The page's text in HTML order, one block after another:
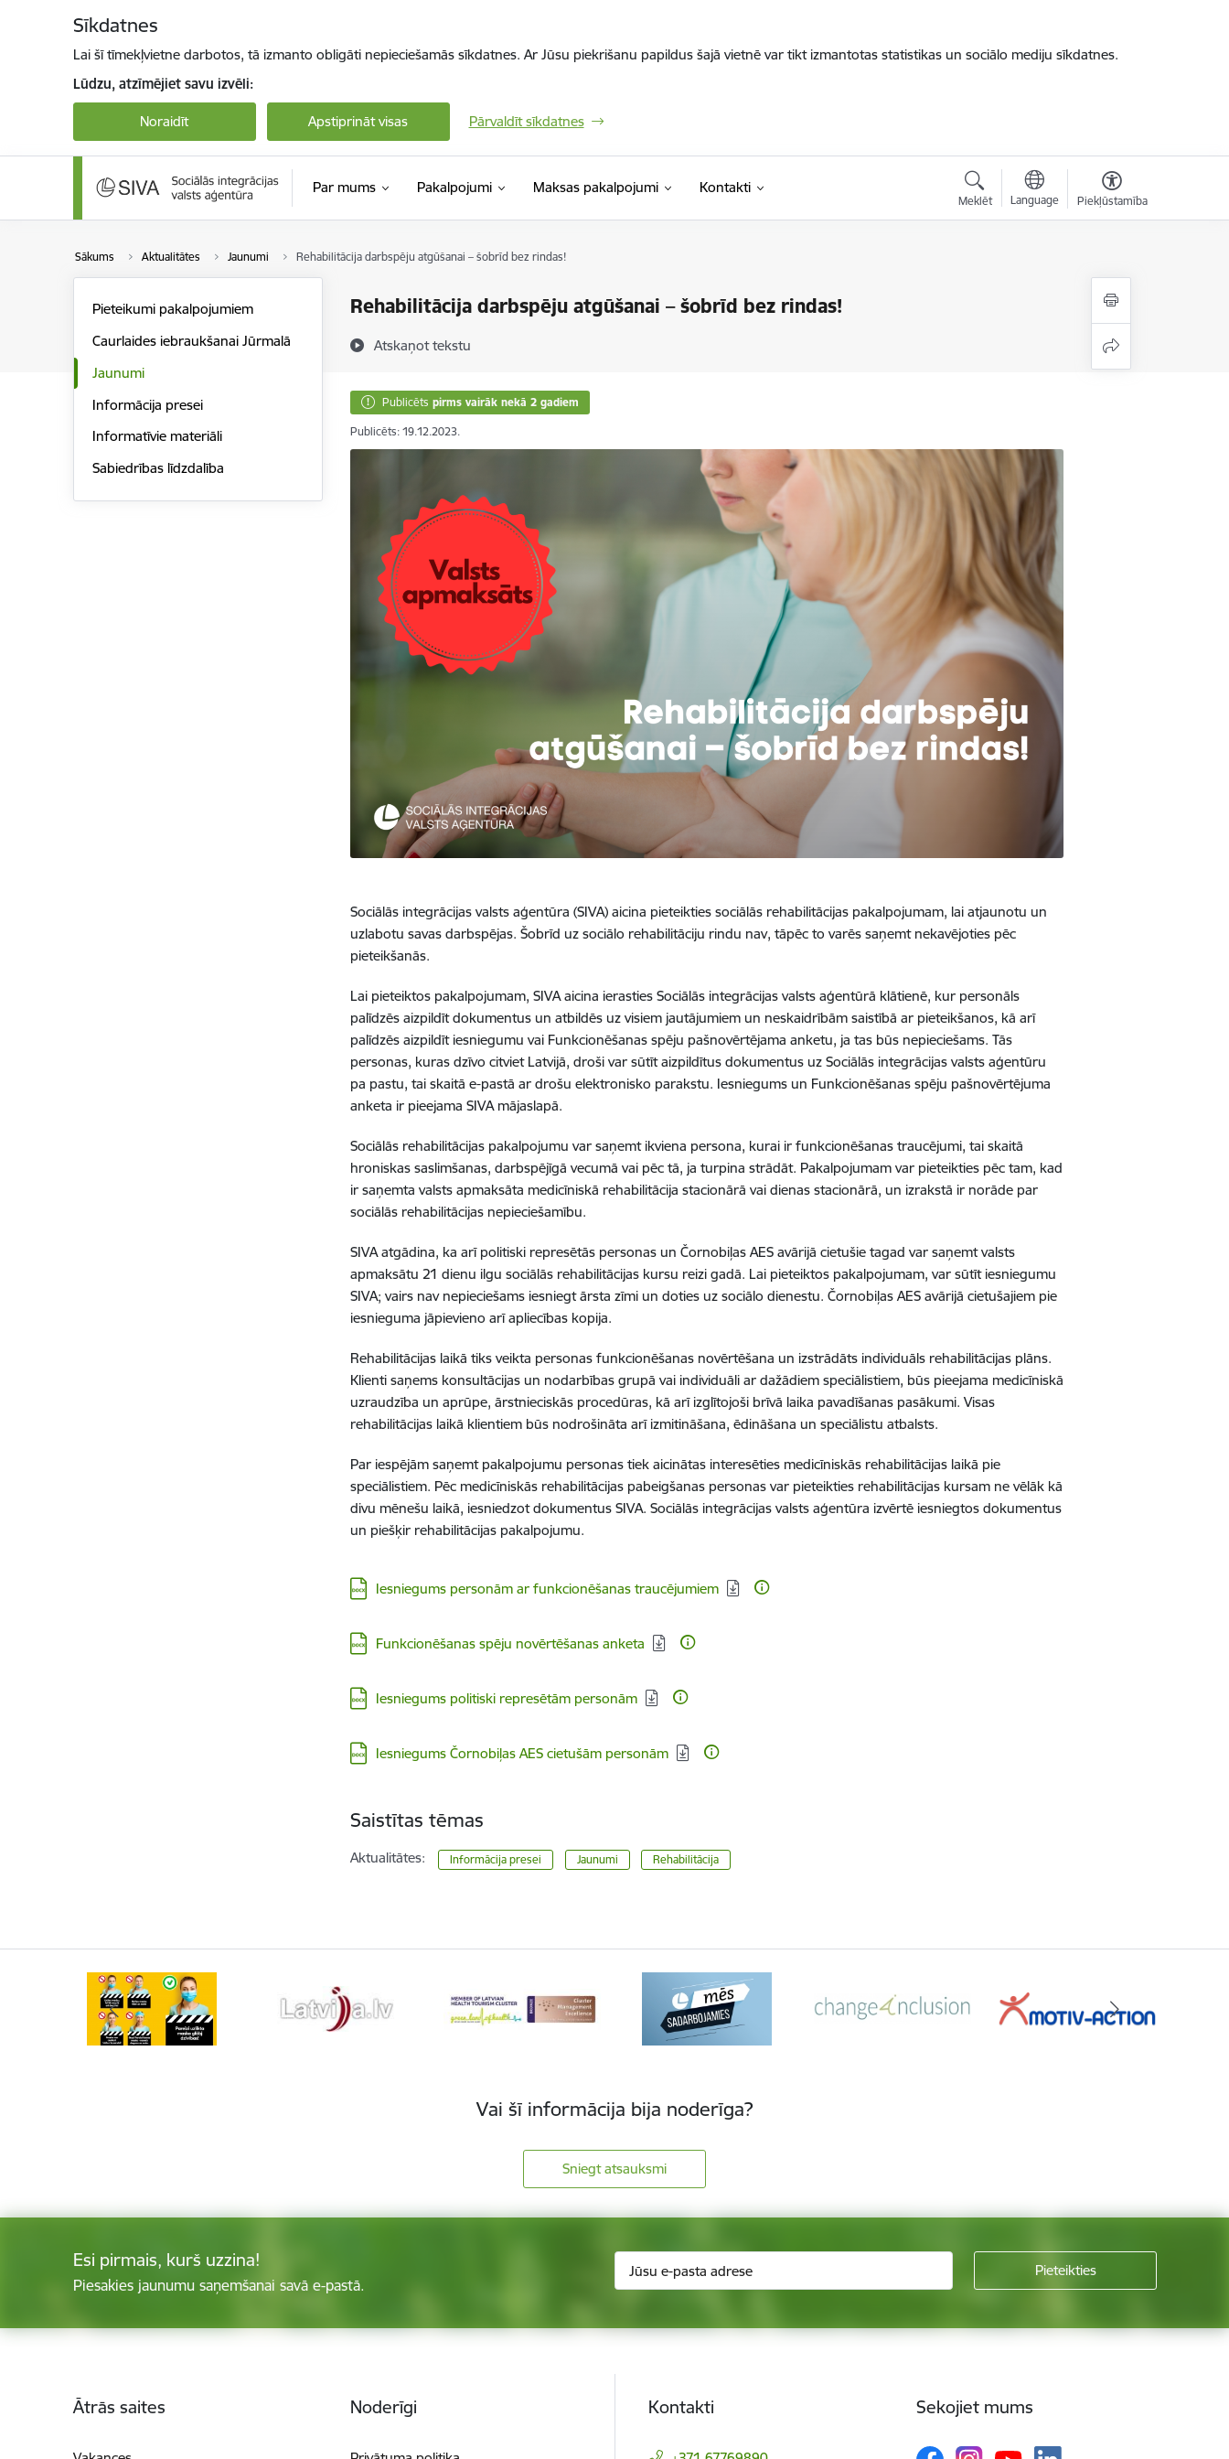
Sīkdatnes
Lai šī tīmekļvietne darbotos, tā izmanto obligāti nepieciešamās sīkdatnes. Ar Jūsu piekrišanu papildus šajā vietnē var tikt izmantotas statistikas un sociālo mediju sīkdatnes.
Lūdzu, atzīmējiet savu izvēli:
Noraidīt Apstiprināt visas Pārvaldīt sīkdatnes
Par mums Pakalpojumi Maksas pakalpojumi Kontakti
Meklēt Language Piekļūstamība
Sākums Aktualitātes Jaunumi Rehabilitācija darbspēju atgūšanai – šobrīd bez rindas!
Rehabilitācija darbspēju atgūšanai – šobrīd bez rindas!
Atskaņot tekstu
Pieteikumi pakalpojumiem
Caurlaides iebraukšanai Jūrmalā
Jaunumi
Informācija presei
Informatīvie materiāli
Sabiedrības līdzdalība
Publicēts pirms vairāk nekā 2 gadiem
Publicēts: 19.12.2023.
Sociālās integrācijas valsts aģentūra (SIVA) aicina pieteikties sociālās rehabilitācijas pakalpojumam, lai atjaunotu un
uzlabotu savas darbspējas. Šobrīd uz sociālo rehabilitāciju rindu nav, tāpēc to varēs saņemt nekavējoties pēc
pieteikšanās.
Lai pieteiktos pakalpojumam, SIVA aicina ierasties Sociālās integrācijas valsts aģentūrā klātienē, kur personāls
palīdzēs aizpildīt dokumentus un atbildēs uz visiem jautājumiem un neskaidrībām saistībā ar pieteikšanos, kā arī
palīdzēs aizpildīt iesniegumu vai Funkcionēšanas spēju pašnovērtējama anketu, ja tas būs nepieciešams. Tās
personas, kuras dzīvo citviet Latvijā, droši var sūtīt aizpildītus dokumentus uz Sociālās integrācijas valsts aģentūru
pa pastu, tai skaitā e-pastā ar drošu elektronisko parakstu. Iesniegums un Funkcionēšanas spēju pašnovērtējuma
anketa ir pieejama SIVA mājaslapā.
Sociālās rehabilitācijas pakalpojumu var saņemt ikviena persona, kurai ir funkcionēšanas traucējumi, tai skaitā
hroniskas saslimšanas, darbspējīgā vecumā vai pēc tā, ja turpina strādāt. Pakalpojumam var pieteikties pēc tam, kad
ir saņemta valsts apmaksāta medicīniskā rehabilitācija stacionārā vai dienas stacionārā, un izrakstā ir norāde par
sociālās rehabilitācijas nepieciešamību.
SIVA atgādina, ka arī politiski represētās personas un Čornobiļas AES avārijā cietušie tagad var saņemt valsts
apmaksātu 21 dienu ilgu sociālās rehabilitācijas kursu reizi gadā. Lai pieteiktos pakalpojumam, var sūtīt iesniegumu
SIVA; vairs nav nepieciešams iesniegt ārsta zīmi un doties uz sociālo dienestu. Čornobiļas AES avārijā cietušajiem pie
iesnieguma jāpievieno arī apliecības kopija.
Rehabilitācijas laikā tiks veikta personas funkcionēšanas novērtēšana un izstrādāts individuāls rehabilitācijas plāns.
Klienti saņems konsultācijas un nodarbības grupā vai individuāli ar dažādiem speciālistiem, būs pieejama medicīniskā
uzraudzība un aprūpe, ārstnieciskās procedūras, kā arī izglītojoši brīvā laika pavadīšanas pasākumi. Visas
rehabilitācijas laikā klientiem būs nodrošināta arī izmitināšana, ēdināšana un speciālistu atbalsts.
Par iespējām saņemt pakalpojumu personas tiek aicinātas interesēties medicīniskās rehabilitācijas laikā pie
speciālistiem. Pēc medicīniskās rehabilitācijas pabeigšanas personas var pieteikties rehabilitācijas kursam ne vēlāk kā
divu mēnešu laikā, iesniedzot dokumentus SIVA. Sociālās integrācijas valsts aģentūra izvērtē iesniegtos dokumentus
un piešķir rehabilitācijas pakalpojumu.
Lejupielādēt:
Iesniegums personām ar funkcionēšanas traucējumiem
Lejupielādēt:
Funkcionēšanas spēju novērtēšanas anketa
Lejupielādēt:
Iesniegums politiski represētām personām
Lejupielādēt:
Iesniegums Čornobiļas AES cietušām personām
Saistītas tēmas
Aktualitātes: Informācija presei Jaunumi Rehabilitācija
Vai šī informācija bija noderīga?
Sniegt atsauksmi
Esi pirmais, kurš uzzina!
Piesakies jaunumu saņemšanai savā e-pastā.
Ātrās saites Noderīgi Kontakti Sekojiet mums